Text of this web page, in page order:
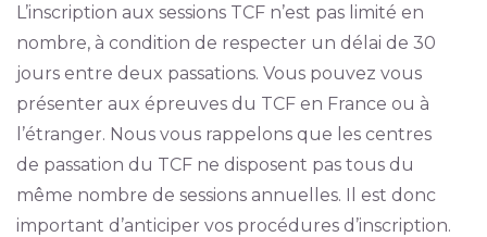
L’inscription aux sessions TCF n’est pas limité en
nombre, à condition de respecter un délai de 30
jours entre deux passations. Vous pouvez vous
présenter aux épreuves du TCF en France ou à
l’étranger. Nous vous rappelons que les centres
de passation du TCF ne disposent pas tous du
même nombre de sessions annuelles. Il est donc
important d’anticiper vos procédures d’inscription.